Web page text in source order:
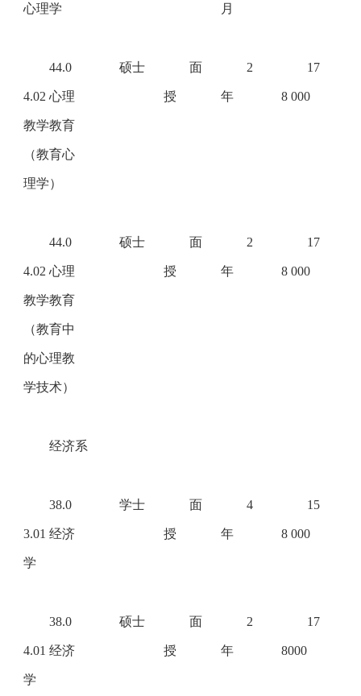
心理学 月
44.0
4.02 心理
教学教育
（教育心
理学）
硕士 面
授
2
年
17
8 000
44.0
4.02 心理
教学教育
（教育中
的心理教
学技术）
硕士 面
授
2
年
17
8 000
经济系
38.0
3.01 经济
学
学士 面
授
4
年
15
8 000
38.0
4.01 经济
学
硕士 面
授
2
年
17
8000